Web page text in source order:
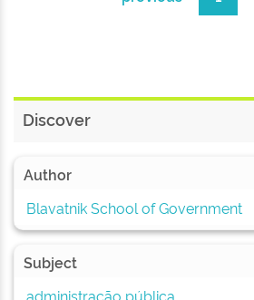
Discover
Author
Blavatnik School of Government
Subject
administração pública